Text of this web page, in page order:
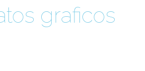
graficos